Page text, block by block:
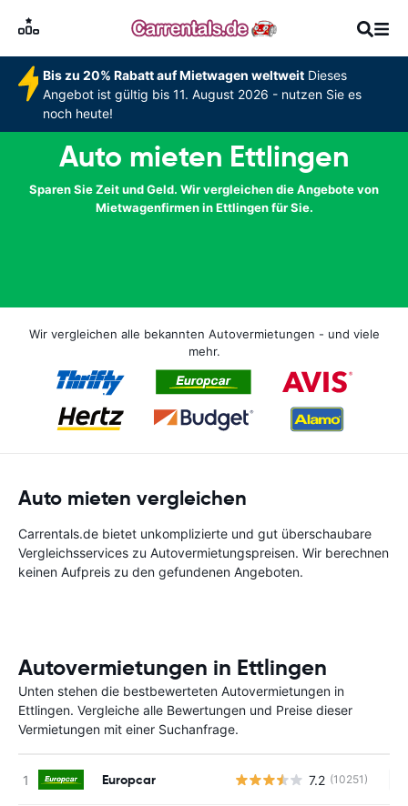
Bis zu 20% Rabatt auf Mietwagen weltweitDieses
Angebot ist gültig bis 11. August 2026 - nutzen Sie es
noch heute!
Auto mieten Ettlingen
Sparen Sie Zeit und Geld. Wir vergleichen die Angebote von
Mietwagenfirmen in Ettlingen für Sie.
Wir vergleichen alle bekannten Autovermietungen - und viele
mehr.
Auto mieten vergleichen
Carrentals.de bietet unkomplizierte und gut überschaubare
Vergleichsservices zu Autovermietungspreisen. Wir berechnen
keinen Aufpreis zu den gefundenen Angeboten.
Autovermietungen in Ettlingen
Unten stehen die bestbewerteten Autovermietungen in
Ettlingen. Vergleiche alle Bewertungen und Preise dieser
Vermietungen mit einer Suchanfrage.
Europcar 7.2 (10251)